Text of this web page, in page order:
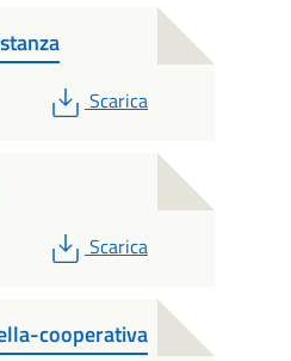
PDF
Scarica
PDF
Scarica
cooperativa